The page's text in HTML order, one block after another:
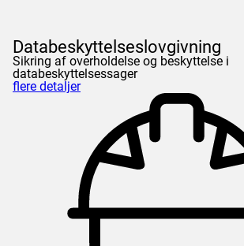
Databeskyttelseslovgivning
Sikring af overholdelse og beskyttelse i
databeskyttelsessager
flere detaljer